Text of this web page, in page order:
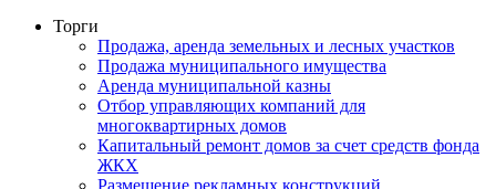
Торги
Продажа, аренда земельных и лесных участков
Продажа муниципального имущества
Аренда муниципальной казны
Отбор управляющих компаний для
многоквартирных домов
Капитальный ремонт домов за счет средств фонда
ЖКХ